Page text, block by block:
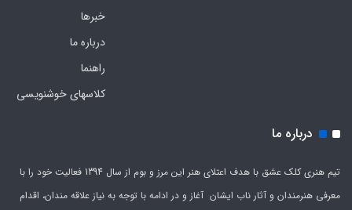
خبرها
درباره ما
راهنما
کلاسهای خوشنویسی
درباره ما
تیم هنری کلک عشق با هدف اعتلای هنر این مرز و بوم از سال 1394 فعالیت خود را با
معرفی هنرمندان و آثار ناب ایشان آغاز و در ادامه با توجه به نیاز علاقه مندان، اقدام